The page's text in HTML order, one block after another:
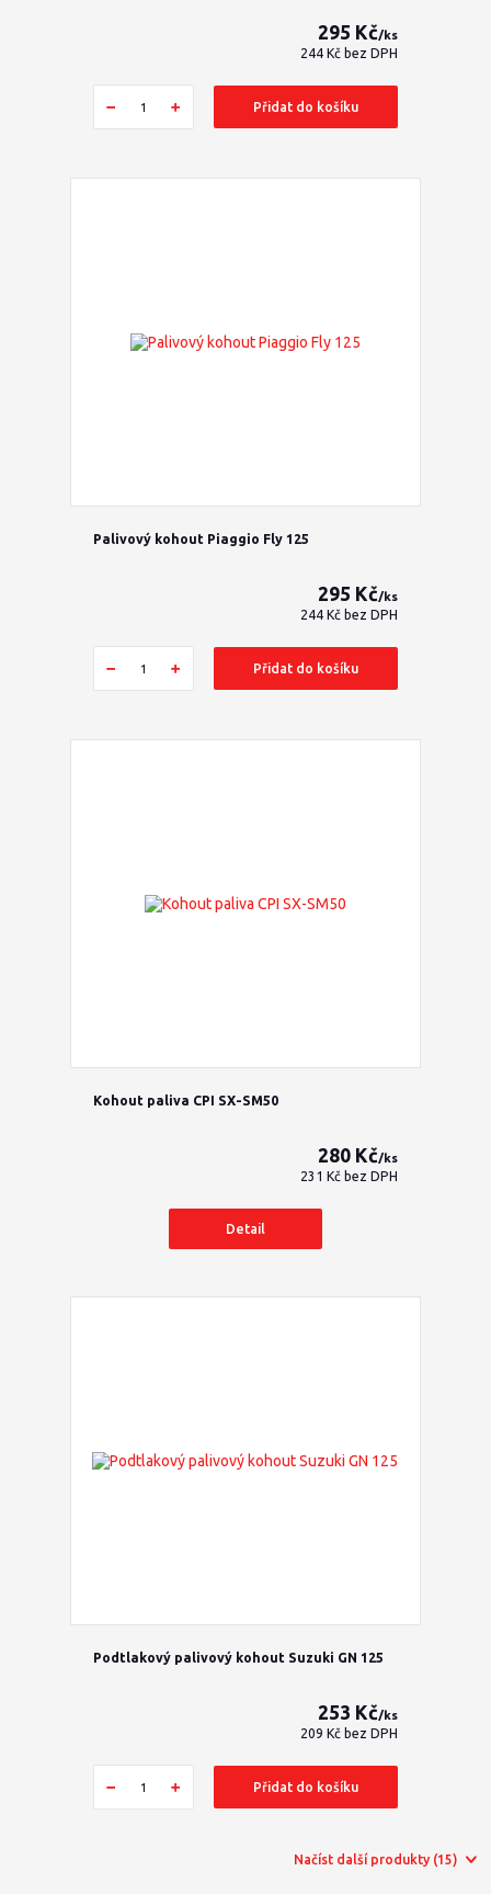
295 Kč/ks
244 Kč bez DPH
Přidat do košíku
Palivový kohout Piaggio Fly 125
295 Kč/ks
244 Kč bez DPH
Přidat do košíku
Kohout paliva CPI SX-SM50
280 Kč/ks
231 Kč bez DPH
Detail
Podtlakový palivový kohout Suzuki GN 125
253 Kč/ks
209 Kč bez DPH
Přidat do košíku
Načíst další produkty (15)